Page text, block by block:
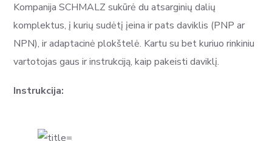
Kompanija SCHMALZ sukūrė du atsarginių dalių
komplektus, į kurių sudėtį įeina ir pats daviklis (PNP ar
NPN), ir adaptacinė plokštelė. Kartu su bet kuriuo rinkiniu
vartotojas gaus ir instrukciją, kaip pakeisti daviklį.
Instrukcija: